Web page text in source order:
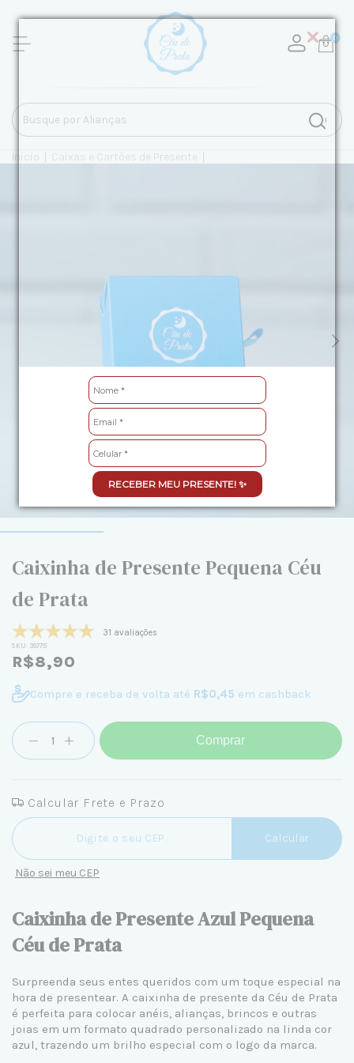
RECEBER MEU PRESENTE! ✨
0
Início Caixas e Cartões de Presente
Caixinha de Presente Pequena Céu
de Prata
31 avaliações
SKU: 39775
R$8,90
Compre e receba de volta até R$0,45 em cashback
Comprar
Calcular Frete e Prazo
Entregas para o CEP:
Calcular
Não sei meu CEP
Caixinha de Presente Azul Pequena
Céu de Prata
Surpreenda seus entes queridos com um toque especial na
hora de presentear. A caixinha de presente da Céu de Prata
é perfeita para colocar anéis, alianças, brincos e outras
joias em um formato quadrado personalizado na linda cor
azul, trazendo um brilho especial com o logo da marca.